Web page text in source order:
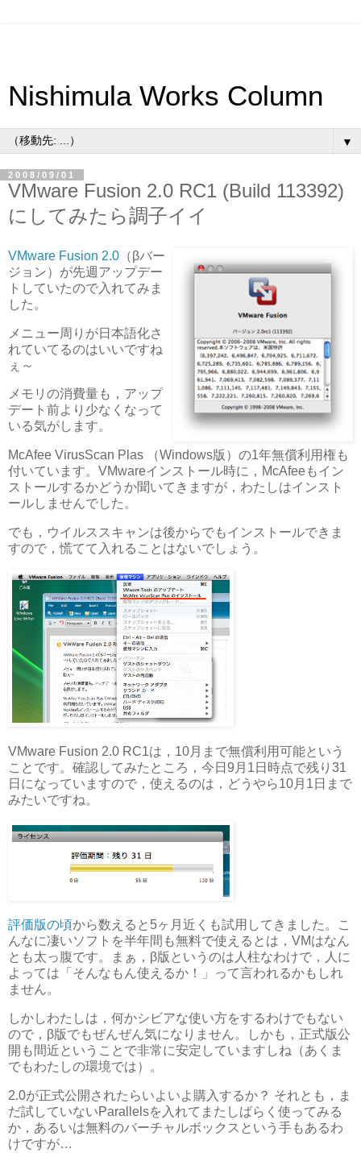
Nishimula Works Column
▼
2008/09/01
VMware Fusion 2.0 RC1 (Build 113392)
にしてみたら調子イイ
VMware Fusion 2.0 （βバー
ジョン）が先週アップデー
トしていたので入れてみま
した。
メニュー周りが日本語化さ
れていてるのはいいですね
ぇ～
メモリの消費量も，アップ
デート前より少なくなって
いる気がします。
McAfee VirusScan Plas （Windows版）の1年無償利用権も
付いています。VMwareインストール時に，McAfeeもイン
ストールするかどうか聞いてきますが，わたしはインスト
ールしませんでした。
でも，ウイルススキャンは後からでもインストールできま
すので，慌てて入れることはないでしょう。
VMware Fusion 2.0 RC1は，10月まで無償利用可能という
ことです。確認してみたところ，今日9月1日時点で残り31
日になっていますので，使えるのは，どうやら10月1日まで
みたいですね。
評価版の頃から数えると5ヶ月近くも試用してきました。こ
んなに凄いソフトを半年間も無料で使えるとは，VMはなん
とも太っ腹です。まぁ，β版というのは人柱なわけで，人に
よっては「そんなもん使えるか！」って言われるかもしれ
ません。
しかしわたしは，何かシビアな使い方をするわけでもない
ので，β版でもぜんぜん気になりません。しかも，正式版公
開も間近ということで非常に安定していますしね（あくま
でもわたしの環境では）。
2.0が正式公開されたらいよいよ購入するか？ それとも，ま
だ試していないParallelsを入れてまたしばらく使ってみる
か，あるいは無料のバーチャルボックスという手もあるわ
けですが…